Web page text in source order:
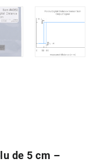
de 5 cm –